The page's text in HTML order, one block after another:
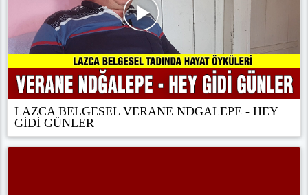
LAZCA BELGESEL VERANE NDĞALEPE - HEY
GİDİ GÜNLER